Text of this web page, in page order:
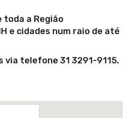
toda a Região
e cidades num raio de até
via telefone 31 3291-9115.